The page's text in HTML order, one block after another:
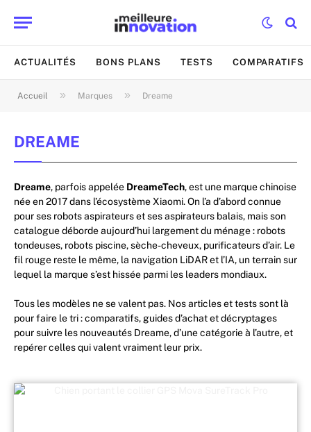
ACTUALITÉS BONS PLANS TESTS COMPARATIFS
Accueil » Marques » Dreame
DREAME
Dreame, parfois appelée DreameTech, est une marque chinoise
née en 2017 dans l’écosystème Xiaomi. On l’a d’abord connue
pour ses robots aspirateurs et ses aspirateurs balais, mais son
catalogue déborde aujourd’hui largement du ménage : robots
tondeuses, robots piscine, sèche-cheveux, purificateurs d’air. Le
fil rouge reste le même, la navigation LiDAR et l’IA, un terrain sur
lequel la marque s’est hissée parmi les leaders mondiaux.
Tous les modèles ne se valent pas. Nos articles et tests sont là
pour faire le tri : comparatifs, guides d’achat et décryptages
pour suivre les nouveautés Dreame, d’une catégorie à l’autre, et
repérer celles qui valent vraiment leur prix.